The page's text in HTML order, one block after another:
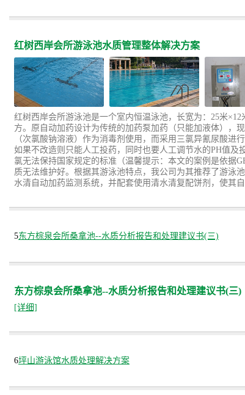
红树西岸会所游泳池水质管理整体解决方案
红树西岸会所游泳池是一个室内恒温泳池，长宽为：25米×12
方。原自动加药设计为传统的加药泵加药（只能加液体），
（次氯酸钠溶液）作为消毒剂使用，而采用三氯异氰尿酸进
如果不改造则只能人工投药，同时也要人工调节水的PH值及
氯无法保持国家规定的标准（温馨提示：本文的案例是依据
质无法维护好。根据其游泳池特点，我公司为其推荐了游
水清自动加药监测系统，并配套使用清水清复配饼剂，使其
5东方棕泉会所桑拿池--水质分析报告和处理建议书(三)
东方棕泉会所桑拿池--水质分析报告和处理建议书(三)
[详细]
6坪山游泳馆水质处理解决方案